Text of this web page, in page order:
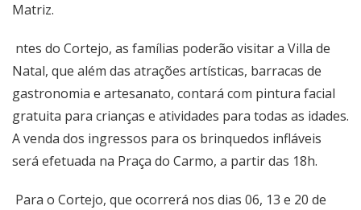
Matriz.
ntes do Cortejo, as famílias poderão visitar a Villa de
Natal, que além das atrações artísticas, barracas de
gastronomia e artesanato, contará com pintura facial
gratuita para crianças e atividades para todas as idades.
A venda dos ingressos para os brinquedos infláveis
será efetuada na Praça do Carmo, a partir das 18h.
Para o Cortejo, que ocorrerá nos dias 06, 13 e 20 de